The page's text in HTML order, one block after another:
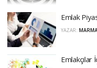
Emlak
YAZAR:
Emlakçılar